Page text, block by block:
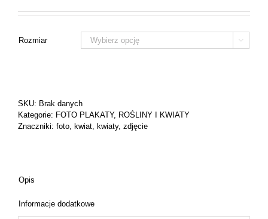
od
89,00 zł
Rozmiar 
SKU: Brak danych
Kategorie: FOTO PLAKATY, ROŚLINY I KWIATY
Znaczniki: foto, kwiat, kwiaty, zdjęcie
Opis
Informacje dodatkowe